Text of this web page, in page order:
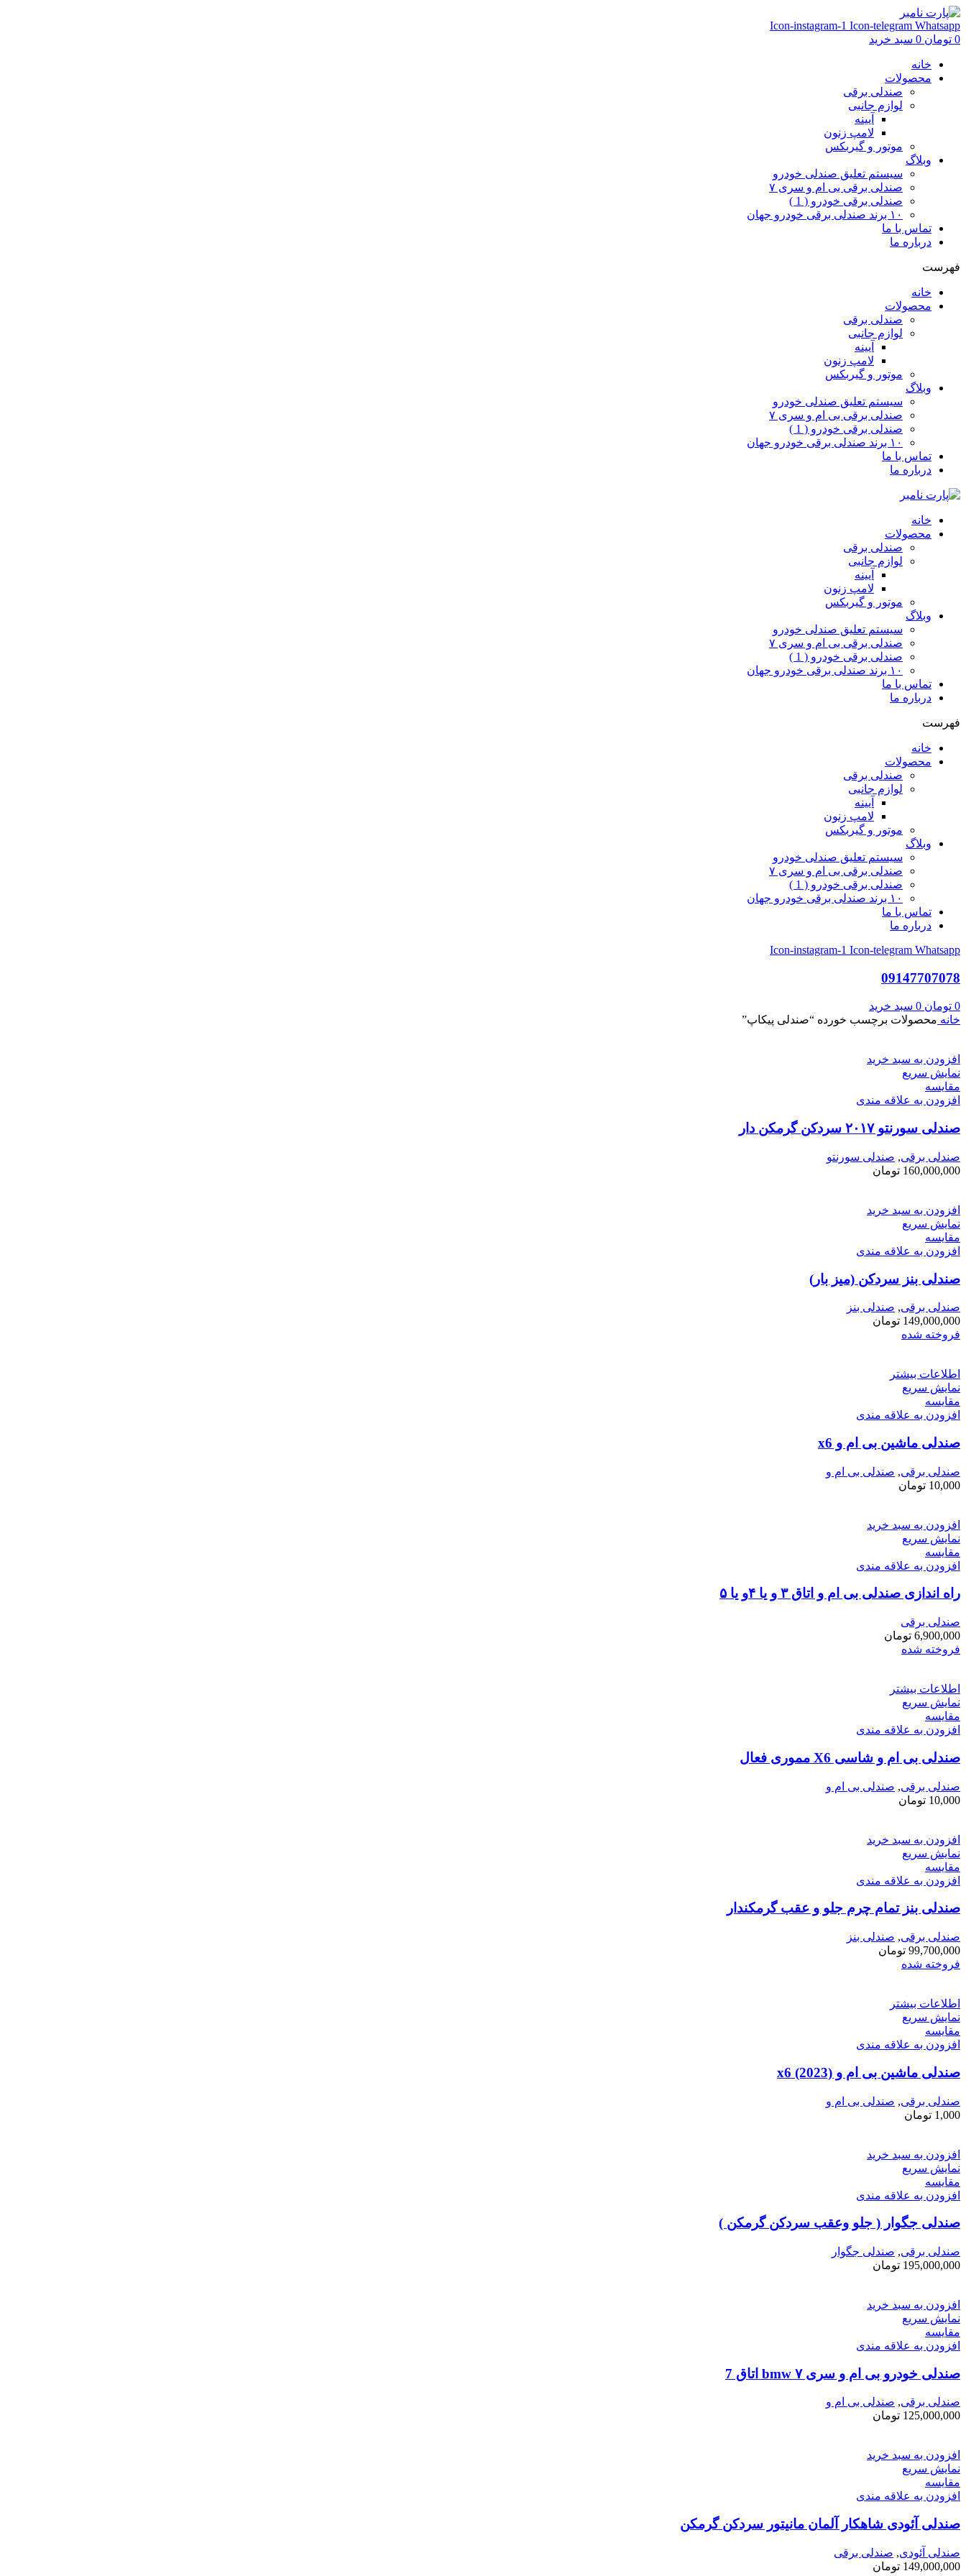
Icon-instagram-1 Icon-telegram Whatsapp
0 تومان 0 سبد خرید
خانه
محصولات
صندلی برقی
لوازم جانبی
آیینه
لامپ زنون
موتور و گیربکس
وبلاگ
سیستم تعلیق صندلی خودرو
صندلی برقی بی ام و سری ۷
صندلی برقی خودرو ( 1 )
۱۰ برند صندلی برقی خودرو جهان
تماس با ما
درباره ما
فهرست
خانه
محصولات
صندلی برقی
لوازم جانبی
آیینه
لامپ زنون
موتور و گیربکس
وبلاگ
سیستم تعلیق صندلی خودرو
صندلی برقی بی ام و سری ۷
صندلی برقی خودرو ( 1 )
۱۰ برند صندلی برقی خودرو جهان
تماس با ما
درباره ما
خانه
محصولات
صندلی برقی
لوازم جانبی
آیینه
لامپ زنون
موتور و گیربکس
وبلاگ
سیستم تعلیق صندلی خودرو
صندلی برقی بی ام و سری ۷
صندلی برقی خودرو ( 1 )
۱۰ برند صندلی برقی خودرو جهان
تماس با ما
درباره ما
فهرست
خانه
محصولات
صندلی برقی
لوازم جانبی
آیینه
لامپ زنون
موتور و گیربکس
وبلاگ
سیستم تعلیق صندلی خودرو
صندلی برقی بی ام و سری ۷
صندلی برقی خودرو ( 1 )
۱۰ برند صندلی برقی خودرو جهان
تماس با ما
درباره ما
Icon-instagram-1 Icon-telegram Whatsapp
09147707078
0 تومان 0 سبد خرید
خانه محصولات برچسب خورده “صندلی پیکاپ”
افزودن به سبد خرید
نمایش سریع
مقايسه
افزودن به علاقه مندی
صندلی سورنتو ۲۰۱۷ سردکن گرمکن دار
صندلی برقی, صندلی سورنتو
160,000,000 تومان
افزودن به سبد خرید
نمایش سریع
مقايسه
افزودن به علاقه مندی
صندلی بنز سردکن (میز بار)
صندلی برقی, صندلی بنز
149,000,000 تومان
فروخته شده
اطلاعات بیشتر
نمایش سریع
مقايسه
افزودن به علاقه مندی
صندلی ماشین بی ام و x6
صندلی برقی, صندلی بی ام و
10,000 تومان
افزودن به سبد خرید
نمایش سریع
مقايسه
افزودن به علاقه مندی
راه اندازی صندلی بی ام و اتاق ۳ و یا ۴و یا ۵
صندلی برقی
6,900,000 تومان
فروخته شده
اطلاعات بیشتر
نمایش سریع
مقايسه
افزودن به علاقه مندی
صندلی بی ام و شاسی X6 مموری فعال
صندلی برقی, صندلی بی ام و
10,000 تومان
افزودن به سبد خرید
نمایش سریع
مقايسه
افزودن به علاقه مندی
صندلی بنز تمام چرم جلو و عقب گرمکندار
صندلی برقی, صندلی بنز
99,700,000 تومان
فروخته شده
اطلاعات بیشتر
نمایش سریع
مقايسه
افزودن به علاقه مندی
صندلی ماشین بی ام و x6 (2023)
صندلی برقی, صندلی بی ام و
1,000 تومان
افزودن به سبد خرید
نمایش سریع
مقايسه
افزودن به علاقه مندی
صندلی جگوار ( جلو وعقب سردکن گرمکن )
صندلی برقی, صندلی جگوار
195,000,000 تومان
افزودن به سبد خرید
نمایش سریع
مقايسه
افزودن به علاقه مندی
صندلی خودرو بی ام و سری ۷ bmw اتاق ‌7
صندلی برقی, صندلی بی ام و
125,000,000 تومان
افزودن به سبد خرید
نمایش سریع
مقايسه
افزودن به علاقه مندی
صندلی آئودی شاهکار آلمان مانیتور سردکن گرمکن
صندلی آئودی, صندلی برقی
149,000,000 تومان